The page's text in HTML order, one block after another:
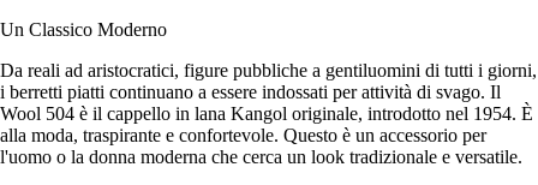
Un Classico Moderno
Da reali ad aristocratici, figure pubbliche a gentiluomini di tutti i giorni,
i berretti piatti continuano a essere indossati per attività di svago. Il
Wool 504 è il cappello in lana Kangol originale, introdotto nel 1954. È
alla moda, traspirante e confortevole. Questo è un accessorio per
l'uomo o la donna moderna che cerca un look tradizionale e versatile.